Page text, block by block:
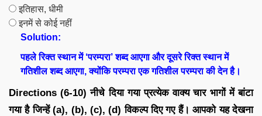
इतिहास, धीमी
इनमें से कोई नहीं
Solution:
पहले रिक्त स्थान में ‘परम्परा’ शब्द आएगा और दूसरे रिक्त स्थान में
गतिशील शब्द आएगा, क्योंकि परम्परा एक गतिशील परम्परा की देन है।
Directions (6-10) नीचे दिया गया प्रत्येक वाक्य चार भागों में बांटा
गया है जिन्हें (a), (b), (c), (d) विकल्प दिए गए हैं। आपको यह देखना